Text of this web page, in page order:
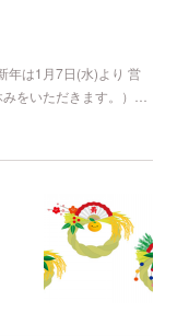
月7日(水)より 営
をいただきます。）…